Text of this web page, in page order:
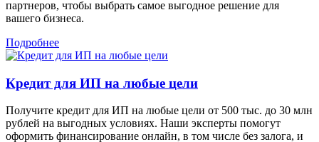
партнеров, чтобы выбрать самое выгодное решение для
вашего бизнеса.
Подробнее
Кредит для ИП на любые цели
Получите кредит для ИП на любые цели от 500 тыс. до 30 млн
рублей на выгодных условиях. Наши эксперты помогут
оформить финансирование онлайн, в том числе без залога, и